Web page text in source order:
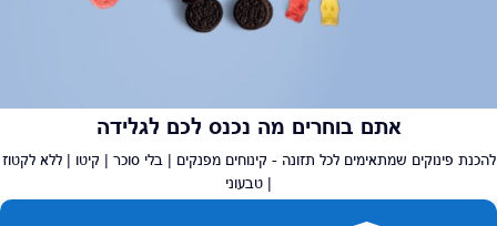
אתם בוחרים מה נכנס לכם לגלידה
להכנת פינוקים שמתאימים לכל תזונה - קינוחים מפנקים | בלי סוכר | קיטו | ללא לקטוז
| טבעוני